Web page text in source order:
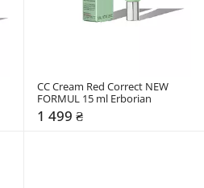
CC Cream Red Correct NEW
FORMUL 15 ml Erborian
1 499 ₴